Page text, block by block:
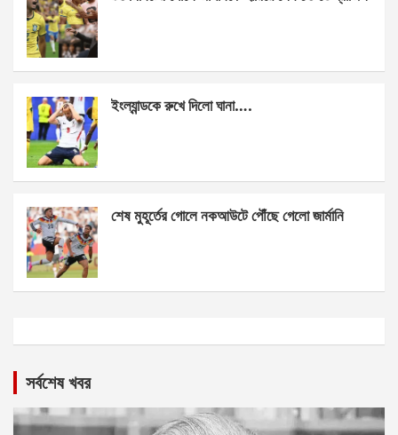
ইংল্যান্ডকে রুখে দিলো ঘানা….
শেষ মুহূর্তের গোলে নকআউটে পৌঁছে গেলো জার্মানি
সর্বশেষ খবর